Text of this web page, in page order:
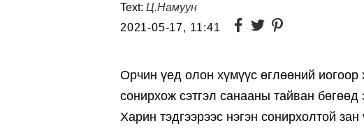
Text: Ц.Намуун
2021-05-17, 11:41
Орчин үед олон хүмүүс өглөөний иогоор
сонирхож сэтгэл санааны тайван
Харин тэдгээрээс нэгэн сонирхолтой